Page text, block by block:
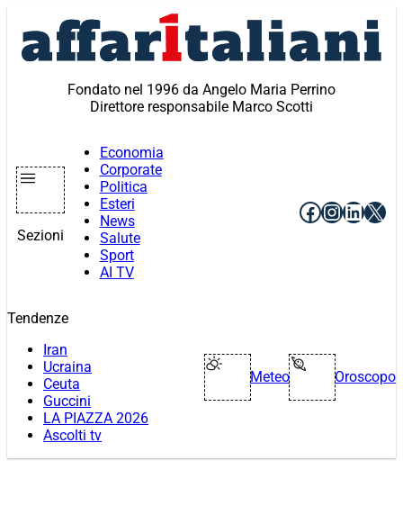
contenuto
Fondato nel 1996 da Angelo Maria Perrino
Direttore responsabile Marco Scotti
Sezioni
Economia
Corporate
Politica
Esteri
News
Salute
Sport
AI TV
Facebook
X
Tendenze
Iran
Ucraina
Ceuta
Guccini
LA PIAZZA 2026
Ascolti tv
Meteo Oroscopo